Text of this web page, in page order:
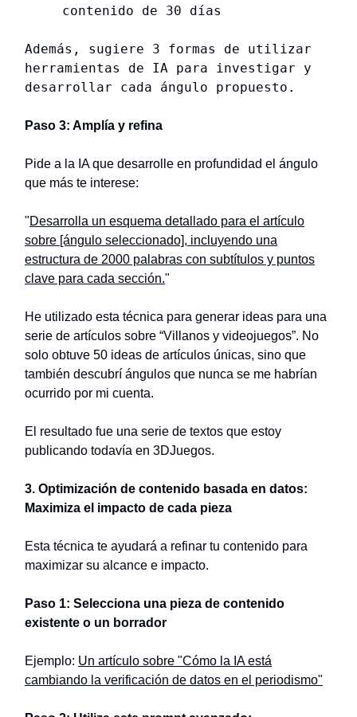
contenido de 30 días
Además, sugiere 3 formas de utilizar
herramientas de IA para investigar y
desarrollar cada ángulo propuesto.
Paso 3: Amplía y refina
Pide a la IA que desarrolle en profundidad el ángulo
que más te interese:
"Desarrolla un esquema detallado para el artículo
sobre [ángulo seleccionado], incluyendo una
estructura de 2000 palabras con subtítulos y puntos
clave para cada sección."
He utilizado esta técnica para generar ideas para una
serie de artículos sobre “Villanos y videojuegos”. No
solo obtuve 50 ideas de artículos únicas, sino que
también descubrí ángulos que nunca se me habrían
ocurrido por mi cuenta.
El resultado fue una serie de textos que estoy
publicando todavía en 3DJuegos.
3. Optimización de contenido basada en datos:
Maximiza el impacto de cada pieza
Esta técnica te ayudará a refinar tu contenido para
maximizar su alcance e impacto.
Paso 1: Selecciona una pieza de contenido
existente o un borrador
Ejemplo: Un artículo sobre "Cómo la IA está
cambiando la verificación de datos en el periodismo"